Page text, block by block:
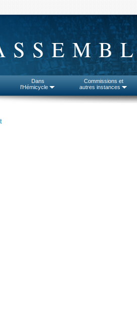
Dans
l'Hémicycle
Commissions et
autres instances